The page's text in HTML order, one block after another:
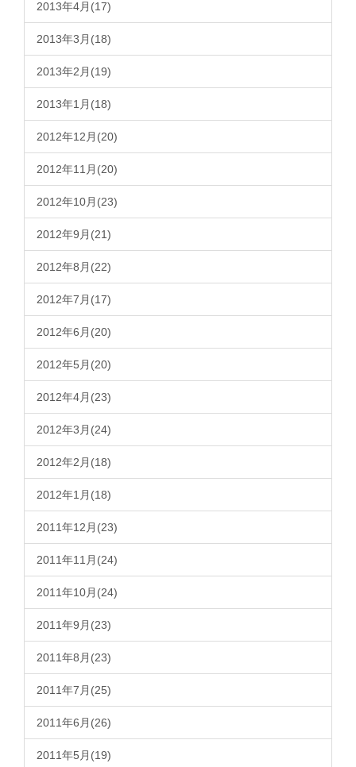
2013年4月(17)
2013年3月(18)
2013年2月(19)
2013年1月(18)
2012年12月(20)
2012年11月(20)
2012年10月(23)
2012年9月(21)
2012年8月(22)
2012年7月(17)
2012年6月(20)
2012年5月(20)
2012年4月(23)
2012年3月(24)
2012年2月(18)
2012年1月(18)
2011年12月(23)
2011年11月(24)
2011年10月(24)
2011年9月(23)
2011年8月(23)
2011年7月(25)
2011年6月(26)
2011年5月(19)